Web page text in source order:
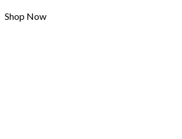
Shop Now